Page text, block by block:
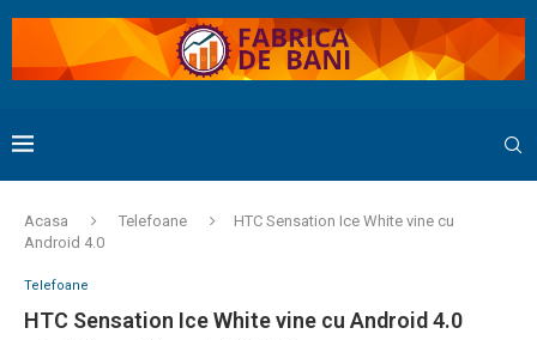
Acasa Telefoane
HTC Sensation Ice White vine cu
Android 4.0
Telefoane
HTC Sensation Ice White vine cu Android 4.0